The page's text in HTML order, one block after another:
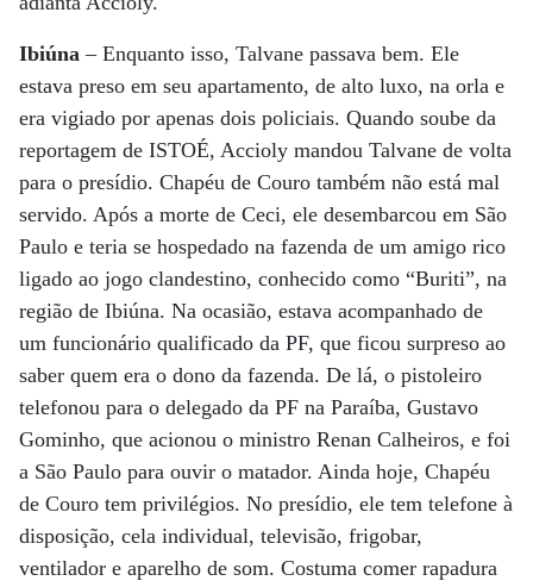
Ibiúna – Enquanto isso, Talvane passava bem. Ele
estava preso em seu apartamento, de alto luxo, na orla e
era vigiado por apenas dois policiais. Quando soube da
reportagem de ISTOÉ, Accioly mandou Talvane de volta
para o presídio. Chapéu de Couro também não está mal
servido. Após a morte de Ceci, ele desembarcou em São
Paulo e teria se hospedado na fazenda de um amigo rico
ligado ao jogo clandestino, conhecido como “Buriti”, na
região de Ibiúna. Na ocasião, estava acompanhado de
um funcionário qualificado da PF, que ficou surpreso ao
saber quem era o dono da fazenda. De lá, o pistoleiro
telefonou para o delegado da PF na Paraíba, Gustavo
Gominho, que acionou o ministro Renan Calheiros, e foi
a São Paulo para ouvir o matador. Ainda hoje, Chapéu
de Couro tem privilégios. No presídio, ele tem telefone à
disposição, cela individual, televisão, frigobar,
ventilador e aparelho de som. Costuma comer rapadura